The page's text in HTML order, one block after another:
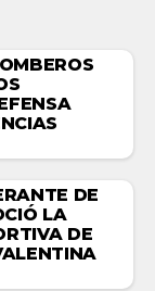
DE
LA
DE